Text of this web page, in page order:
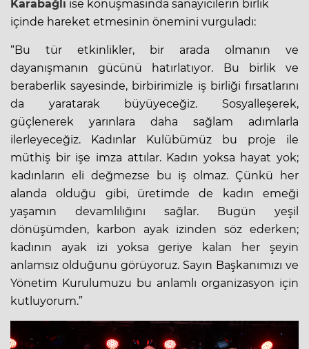
Karabağlı ise konuşmasında sanayicilerin birlik
içinde hareket etmesinin önemini vurguladı:
“Bu tür etkinlikler, bir arada olmanın ve
dayanışmanın gücünü hatırlatıyor. Bu birlik ve
beraberlik sayesinde, birbirimizle iş birliği fırsatlarını
da yaratarak büyüyeceğiz. Sosyalleşerek,
güçlenerek yarınlara daha sağlam adımlarla
ilerleyeceğiz. Kadınlar Kulübümüz bu proje ile
müthiş bir işe imza attılar. Kadın yoksa hayat yok;
kadınların eli değmezse bu iş olmaz. Çünkü her
alanda olduğu gibi, üretimde de kadın emeği
yaşamın devamlılığını sağlar. Bugün yeşil
dönüşümden, karbon ayak izinden söz ederken;
kadının ayak izi yoksa geriye kalan her şeyin
anlamsız olduğunu görüyoruz. Sayın Başkanımızı ve
Yönetim Kurulumuzu bu anlamlı organizasyon için
kutluyorum.”